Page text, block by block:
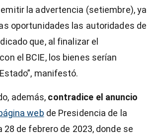
la advertencia (setiembre), ya
oportunidades las autoridades de
que, al finalizar el
el BCIE, los bienes serían
manifestó.
además, contradice el anuncio
web de Presidencia de la
28 de febrero de 2023, donde se